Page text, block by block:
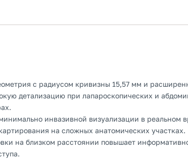
с радиусом кривизны 15,57 мм и
детализацию при лапароскопических и
инвазивной визуализации в реальном
на сложных анатомических участках.
на близком расстоянии повышает